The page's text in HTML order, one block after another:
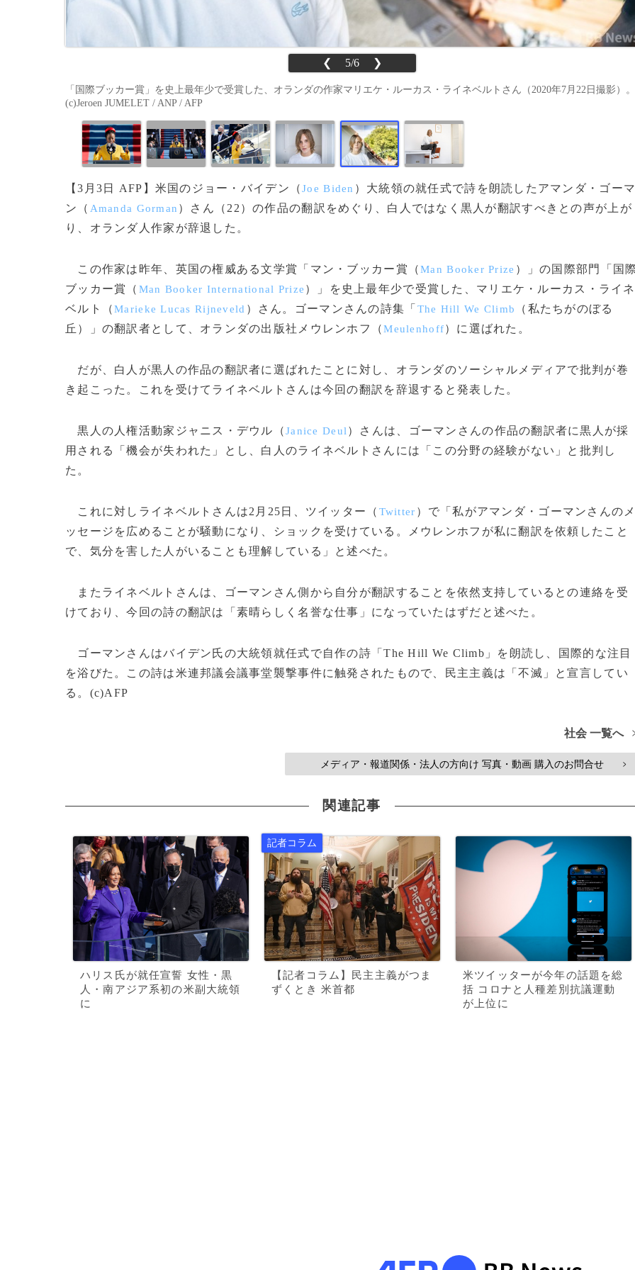
❮ 5/6 ❯
「国際ブッカー賞」を史上最年少で受賞した、オランダの作家マリエケ・ルーカス・ライネベルトさん（2020年7月22日撮影）。
(c)Jeroen JUMELET / ANP / AFP
【3月3日 AFP】米国のジョー・バイデン（Joe Biden ）大統領の就任式で詩を朗読したアマンダ・ゴー
ン（ Amanda Gorman ）さん（22）の作品の翻訳をめぐり、白人ではなく黒人が翻訳すべきとの声が上が
り、オランダ人作家が辞退した。
この作家は昨年、英国の権威ある文学賞「マン・ブッカー賞（Man Booker Prize ）」の国際部門「国
ブッカー賞（ Man Booker International Prize ）」を史上最年少で受賞した、マリエケ・ルーカス・ライネ
ベルト（Marieke Lucas Rijneveld ）さん。ゴーマンさんの詩集「 The Hill We Climb
（私たちがのぼる
丘）」の翻訳者として、オランダの出版社メウレンホフ（Meulenhoff）に選ばれた。
だが、白人が黒人の作品の翻訳者に選ばれたことに対し、オランダのソーシャルメディアで批判が巻
き起こった。これを受けてライネベルトさんは今回の翻訳を辞退すると発表した。
黒人の人権活動家ジャニス・デウル（Janice Deul ）さんは、ゴーマンさんの作品の翻訳者に黒人が採
用される「機会が失われた」とし、白人のライネベルトさんには「この分野の経験がない」と批判し
た。
これに対しライネベルトさんは2月25日、ツイッター（ Twitter ）で「私がアマンダ・ゴーマンさんの
ッセージを広めることが騒動になり、ショックを受けている。メウレンホフが私に翻訳を依頼したこと
で、気分を害した人がいることも理解している」と述べた。
またライネベルトさんは、ゴーマンさん側から自分が翻訳することを依然支持しているとの連絡を受
けており、今回の詩の翻訳は「素晴らしく名誉な仕事」になっていたはずだと述べた。
ゴーマンさんはバイデン氏の大統領就任式で自作の詩「The Hill We Climb」を朗読し、国際的な注目
を浴びた。この詩は米連邦議会議事堂襲撃事件に触発されたもので、民主主義は「不滅」と宣言してい
る。(c)AFP
社会 一覧へ
メディア・報道関係・法人の方向け 写真・動画 購入のお問合せ >
関連記事
ハリス氏が就任宣誓 女性・黒
人・南アジア系初の米副大統領
に
【記者コラム】民主主義がつま
ずくとき 米首都
米ツイッターが今年の話題を総
括 コロナと人種差別抗議運動
が上位に